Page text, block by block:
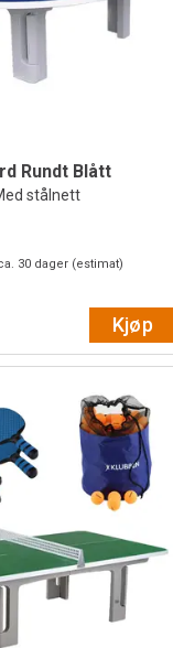
Rundt Blått
stålnett
30dager (estimat)
Kjøp